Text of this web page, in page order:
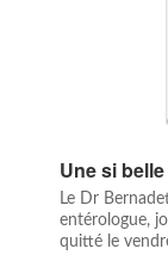
Une si
Le Dr
entérologue,
quitté le